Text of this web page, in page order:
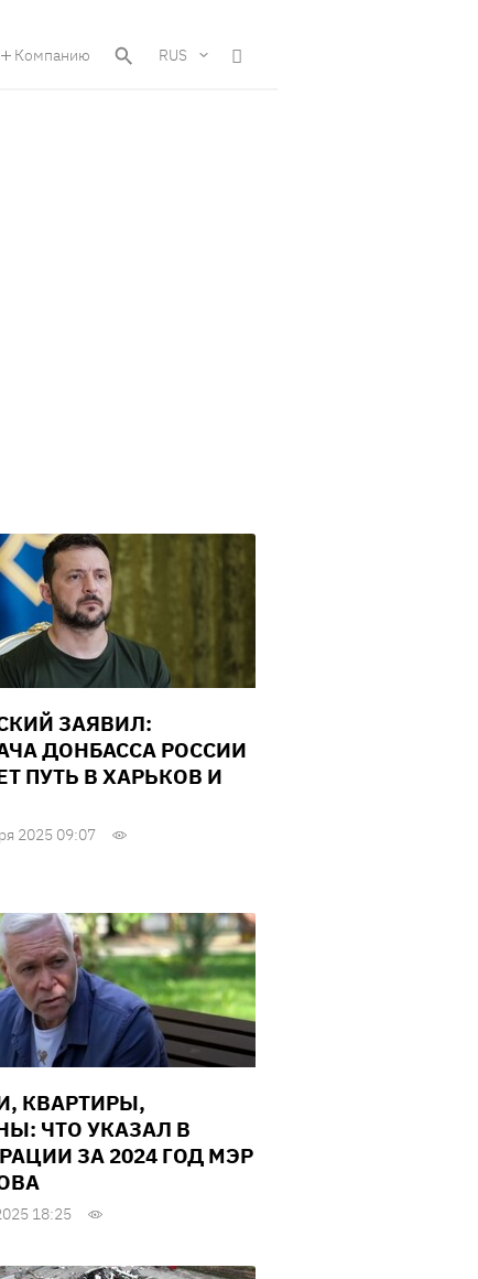
Компанию RUS
ЗАЯВИЛ:
ДОНБАССА РОССИИ
ПУТЬ В ХАРЬКОВ И
2025 09:07
КВАРТИРЫ,
ЧТО УКАЗАЛ В
ЗА 2024 ГОД МЭР
18:25